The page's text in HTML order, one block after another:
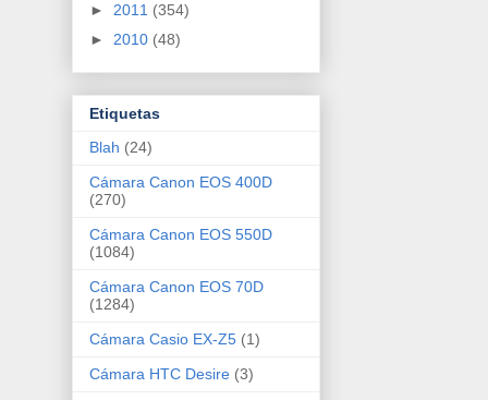
► 2011 (354)
► 2010 (48)
Etiquetas
Blah (24)
Cámara Canon EOS 400D
(270)
Cámara Canon EOS 550D
(1084)
Cámara Canon EOS 70D
(1284)
Cámara Casio EX-Z5 (1)
Cámara HTC Desire (3)